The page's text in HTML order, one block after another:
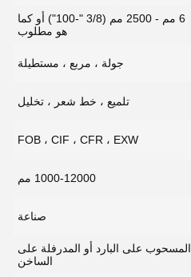
6 مم - 2500 مم (3/8 "-100") أو كما
هو مطلوب
جولة ، مربع ، مستطيلة
تلميع ، خط شعر ، تخليل
FOB ، CIF ، CFR ، EXW
1000-12000 مم
صناعة
المسحوب على البارد أو المدرفلة على
الساخن